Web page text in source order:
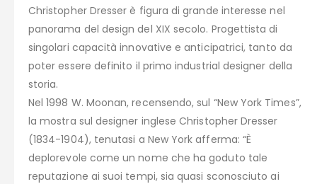
Christopher Dresser è figura di grande interesse nel
panorama del design del XIX secolo. Progettista di
singolari capacità innovative e anticipatrici, tanto da
poter essere definito il primo industrial designer della
storia.
Nel 1998 W. Moonan, recensendo, sul “New York Times”,
la mostra sul designer inglese Christopher Dresser
(1834-1904), tenutasi a New York afferma: “È
deplorevole come un nome che ha goduto tale
reputazione ai suoi tempi, sia quasi sconosciuto ai